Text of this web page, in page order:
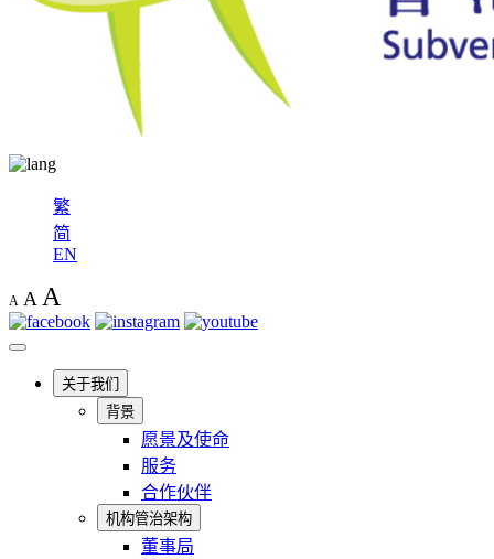
繁
简
EN
A A A
关于我们
背景
愿景及使命
服务
合作伙伴
机构管治架构
董事局